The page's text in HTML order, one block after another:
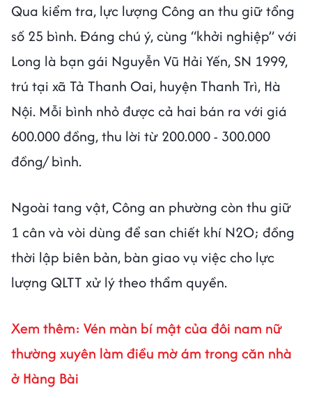
Qua kiểm tra, lực lượng Công an thu giữ tổng
số 25 bình. Đáng chú ý, cùng “khởi nghiệp” với
Long là bạn gái Nguyễn Vũ Hải Yến, SN 1999,
trú tại xã Tả Thanh Oai, huyện Thanh Trì, Hà
Nội. Mỗi bình nhỏ được cả hai bán ra với giá
600.000 đồng, thu lời từ 200.000 - 300.000
đồng/ bình.
Ngoài tang vật, Công an phường còn thu giữ
1 cân và vòi dùng để san chiết khí N2O; đồng
thời lập biên bản, bàn giao vụ việc cho lực
lượng QLTT xử lý theo thẩm quyền.
Xem thêm: Vén màn bí mật của đôi nam nữ
thường xuyên làm điều mờ ám trong căn nhà
ở Hàng Bài